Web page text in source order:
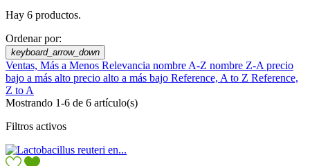
Hay 6 productos.
Ordenar por:
keyboard_arrow_down
Ventas, Más a Menos Relevancia nombre A-Z nombre Z-A precio
bajo a más alto precio alto a más bajo Reference, A to Z Reference,
Z to A
Mostrando 1-6 de 6 artículo(s)
Filtros activos